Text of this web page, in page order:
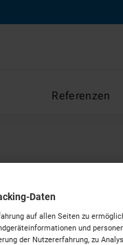
Referenzen
Daten
auf allen Seiten zu
und
der Nutzererfahrung, zu